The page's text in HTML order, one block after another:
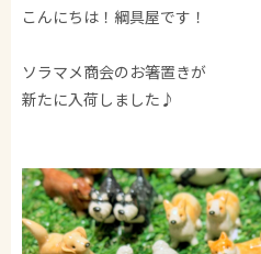
こんにちは！綱具屋です！
ソラマメ商会のお箸置きが
新たに入荷しました♪